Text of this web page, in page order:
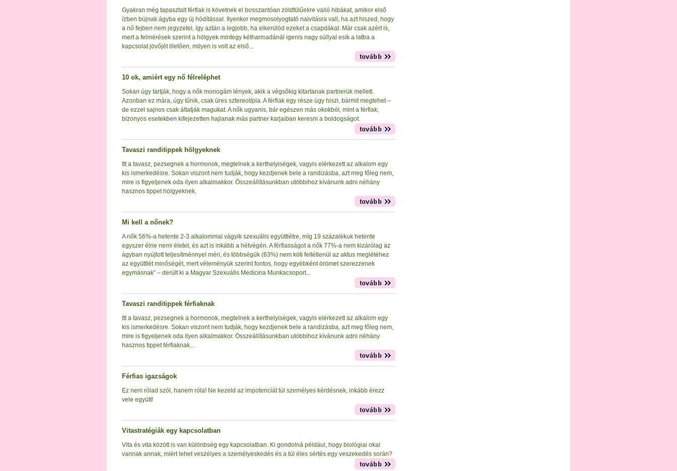
Gyakran még tapasztalt férfiak is követnek el bosszantóan zöldfülűekre valló hibákat, amikor első
ízben bújnak ágyba egy új hódítással. Ilyenkor megmosolyogtató naivitásra vall, ha azt hiszed, hogy
a nő fejben nem jegyzetel, így aztán a legjobb, ha elkerülöd ezeket a csapdákat. Már csak azért is,
mert a felmérések szerint a hölgyek mintegy kétharmadánál igenis nagy súllyal esik a latba a
kapcsolat jövőjét illetően, milyen is volt az első...
10 ok, amiért egy nő félreléphet
Sokan úgy tartják, hogy a nők monogám lények, akik a végsőkig kitartanak partnerük mellett.
Azonban ez mára, úgy tűnik, csak üres sztereotípia. A férfiak egy része úgy hiszi, bármit megtehet –
de ezzel sajnos csak áltatják magukat. A nők ugyanis, bár egészen más okokból, mint a férfiak,
bizonyos esetekben kifejezetten hajlanak más partner karjaiban keresni a boldogságot.
Tavaszi randitippek hölgyeknek
Itt a tavasz, pezsegnek a hormonok, megtelnek a kerthelyiségek, vagyis elérkezett az alkalom egy
kis ismerkedésre. Sokan viszont nem tudják, hogy kezdjenek bele a randizásba, azt meg főleg nem,
mire is figyeljenek oda ilyen alkalmakkor. Összeállításunkban utóbbihoz kívánunk adni néhány
hasznos tippet hölgyeknek.
Mi kell a nőnek?
A nők 56%-a hetente 2-3 alkalommal vágyik szexuális együttlétre, míg 19 százalékuk hetente
egyszer élne nemi életet, és azt is inkább a hétvégén. A férfiasságot a nők 77%-a nem kizárólag az
ágyban nyújtott teljesítménnyel méri, és többségük (63%) nem köti feltétlenül az aktus meglétéhez
az együttlét minőségét, mert véleményük szerint fontos, hogy egyébként örömet szerezzenek
egymásnak” – derült ki a Magyar Szexuális Medicina Munkacsoport...
Tavaszi randitippek férfiaknak
Itt a tavasz, pezsegnek a hormonok, megtelnek a kerthelyiségek, vagyis elérkezett az alkalom egy
kis ismerkedésre. Sokan viszont nem tudják, hogy kezdjenek bele a randizásba, azt meg főleg nem,
mire is figyeljenek oda ilyen alkalmakkor. Összeállításunkban utóbbihoz kívánunk adni néhány
hasznos tippet férfiaknak…
Férfias igazságok
Ez nem rólad szól, hanem róla! Ne kezeld az impotenciát túl személyes kérdésnek, inkább érezz
vele együtt!
Vitastratégiák egy kapcsolatban
Vita és vita között is van különbség egy kapcsolatban. Ki gondolná például, hogy biológiai okai
vannak annak, miért lehet veszélyes a személyeskedés és a túl éles sértés egy veszekedés során?